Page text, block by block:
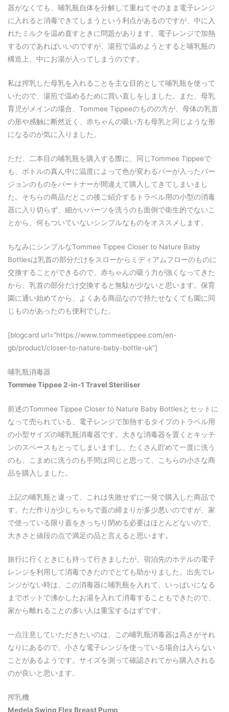
器がなくても、哺乳瓶自体を分解して重ねてそのまま電子レンジ
に入れると消毒できてしまうという利点があるのですが、中に入
れたミルクを温め直すときに問題があります。電子レンジで加熱
するのであればいいのですが、湯煎で温めようとすると哺乳瓶の
構造上、中にお湯が入ってしまうのです。
私は搾乳した母乳を入れることを主な目的として哺乳瓶を使って
いたので、湯煎で温めるために買い直しをしました。また、母乳
育児がメインの場合、Tommee Tippeeのものの方が、母体の乳首
の形や感触に断然近く、赤ちゃんの吸い方も母乳と同じような形
になるのが気に入りました。
ただ、二本目の哺乳瓶を購入する際に、同じTommee Tippeeで
も、ボトルの真ん中に温度によって色が変わるバーが入ったバー
ジョンのものをパートナーが間違えて購入してきてしまいまし
た。そちらの商品だとこの後ご紹介するトラベル用の小型の消毒
器に入り切らず、細かいパーツを洗うのも面倒で衛生的でないこ
とから、何もついていないシンプルなものをオススメします。
ちなみにシンプルなTommee Tippee Closer to Nature Baby
Bottlesは乳首の部分だけをスローからミディアムフローのものに
交換することができるので、赤ちゃんの吸う力が強くなってきた
から、乳首の部分だけ交換すると無駄が少ないと思います。保育
園に通い始めてから、よくある商品なので持たせなくても園に同
じものがあったのも便利でした。
[blogcard url=”https://www.tommeetippee.com/en-
gb/product/closer-to-nature-baby-bottle-uk”]
哺乳瓶消毒器
Tommee Tippee 2-in-1 Travel Steriliser
前述のTommee Tippee Closer to Nature Baby Bottlesとセットに
なって売られている、電子レンジで加熱するタイプのトラベル用
の小型サイズの哺乳瓶消毒器です。大きな消毒器を置くとキッチ
ンのスペースもとってしまいますし、たくさん貯めて一度に洗う
のも、こまめに洗うのも手間は同じと思って、こちらの小さな商
品を購入しました。
上記の哺乳瓶と違って、これは失敗せずに一発で購入した商品で
す。ただ作りが少しちゃちで蓋の締まりが多少悪いのですが、家
で使っている限り蓋をきっちり閉める必要はほとんどないので、
大きさと値段の点で満足の品と言えると思います。
旅行に行くときにも持って行きましたが、宿泊先のホテルの電子
レンジを利用して消毒できたのでとても助かりました。出先でレ
ンジがない時は、この消毒器に哺乳瓶を入れて、いっぱいになる
までポットで沸かしたお湯を入れて消毒することもできたので、
家から離れることの多い人は重宝するはずです。
一点注意していただきたいのは、この哺乳瓶消毒器は高さがそれ
なりにあるので、小さな電子レンジを使っている場合は入らない
ことがあるようです。サイズを測って確認されてから購入される
のが良いと思います。
搾乳機
Medela Swing Flex Breast Pump